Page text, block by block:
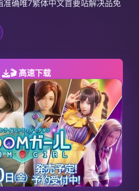
确唯7繁体中文首要站解决品免
🎬 高速下载